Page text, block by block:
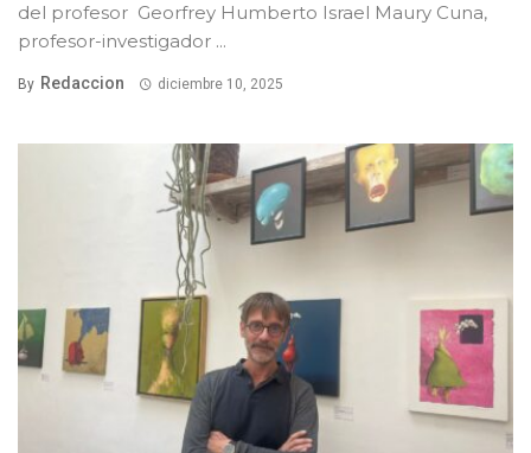
del profesor Georfrey Humberto Israel Maury Cuna,
profesor-investigador ...
By Redaccion diciembre 10, 2025